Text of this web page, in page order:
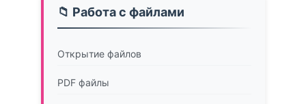
📁 Работа с файлами
Открытие файлов
PDF файлы